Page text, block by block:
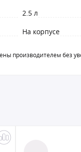
2.5 л
На корпусе
производителем без